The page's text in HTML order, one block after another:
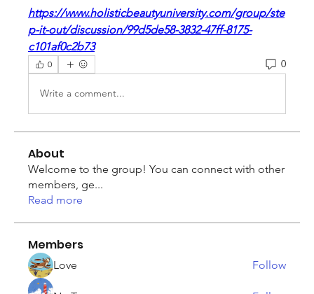
https://www.holisticbeautyuniversity.com/group/ste
p-it-out/discussion/99d5de58-3832-47ff-8175-
c101af0c2b73
0 0
Write a comment...
About
Welcome to the group! You can connect with other
members, ge...
Read more
Members
Love Follow